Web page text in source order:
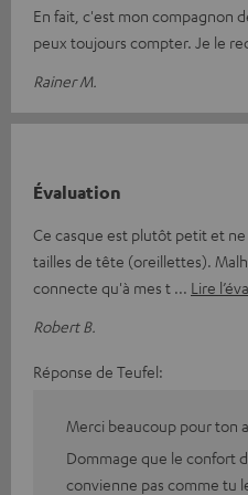
En fait, c'est mon compagnon
peux toujours compter. Je le
Rainer M.
Évaluation
Ce casque est plutôt petit et
tailles de tête (oreillettes).
connecte qu'à mes t
Lire
Robert B.
Réponse de Teufel:
Merci beaucoup pour ton
Dommage que le confort
convienne pas comme tu